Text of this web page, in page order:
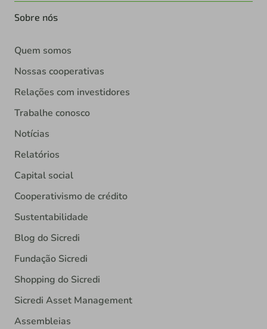
Sobre nós
Quem somos
Nossas cooperativas
Relações com investidores
Trabalhe conosco
Notícias
Relatórios
Capital social
Cooperativismo de crédito
Sustentabilidade
Blog do Sicredi
Fundação Sicredi
Shopping do Sicredi
Sicredi Asset Management
Assembleias